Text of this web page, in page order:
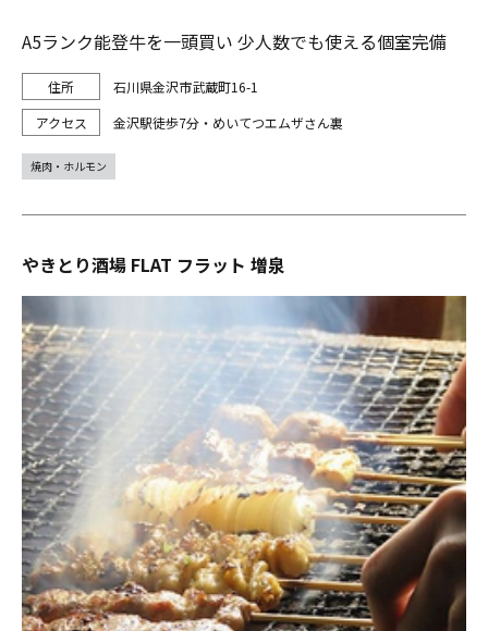
A5ランク能登牛を一頭買い 少人数でも使える個室完備
石川県金沢市武蔵町16-1
金沢駅徒歩7分・めいてつエムザさん裏
焼肉・ホルモン
やきとり酒場 FLAT フラット 増泉